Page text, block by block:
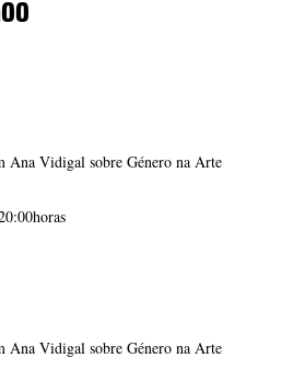
Ana Vidigal sobre Género na Arte
Ana Vidigal sobre Género na Arte